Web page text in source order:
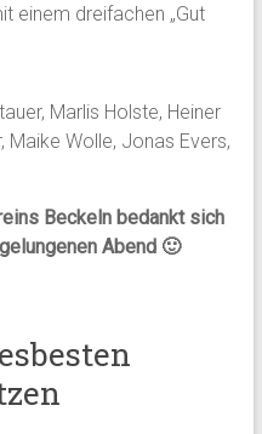
einem dreifachen „Gut
Marlis Holste, Heiner
Maike Wolle, Jonas Evers,
Beckeln bedankt sich
Abend 🙂